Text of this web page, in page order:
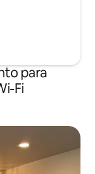
para
Fi